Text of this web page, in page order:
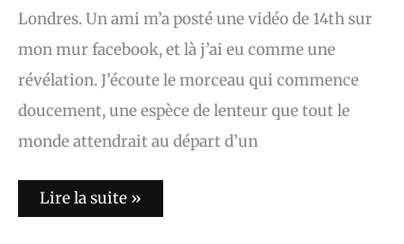
Londres. Un ami m’a posté une vidéo de 14th sur
mon mur facebook, et là j’ai eu comme une
révélation. J’écoute le morceau qui commence
doucement, une espèce de lenteur que tout le
monde attendrait au départ d’un
Lire la suite »